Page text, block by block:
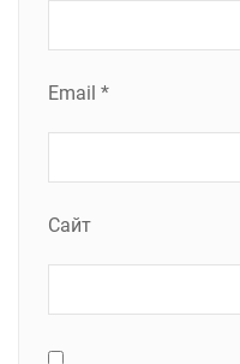
Email *
Сайт